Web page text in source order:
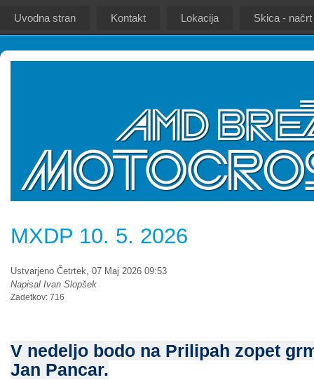
Uvodna stran Kontakt Lokacija Skica -
MXDP 10. 5. 2026
Ustvarjeno Četrtek, 07 Maj 2026 09:53
Napisal Ivan Slopšek
Zadetkov: 716
V nedeljo bodo na Prilipah zopet
Jan Pancar.